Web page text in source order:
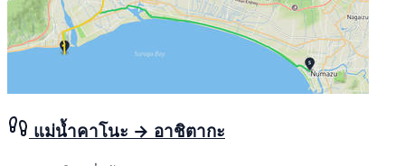
แม่น้ำคาโนะ → อาชิตากะ